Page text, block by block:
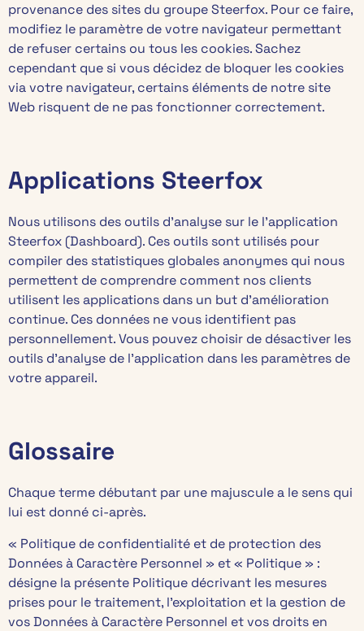
provenance des sites du groupe Steerfox. Pour ce faire,
modifiez le paramètre de votre navigateur permettant
de refuser certains ou tous les cookies. Sachez
cependant que si vous décidez de bloquer les cookies
via votre navigateur, certains éléments de notre site
Web risquent de ne pas fonctionner correctement.
Applications Steerfox
Nous utilisons des outils d’analyse sur le l’application
Steerfox (Dashboard). Ces outils sont utilisés pour
compiler des statistiques globales anonymes qui nous
permettent de comprendre comment nos clients
utilisent les applications dans un but d’amélioration
continue. Ces données ne vous identifient pas
personnellement. Vous pouvez choisir de désactiver les
outils d’analyse de l’application dans les paramètres de
votre appareil.
Glossaire
Chaque terme débutant par une majuscule a le sens qui
lui est donné ci-après.
« Politique de confidentialité et de protection des
Données à Caractère Personnel » et « Politique » :
désigne la présente Politique décrivant les mesures
prises pour le traitement, l’exploitation et la gestion de
vos Données à Caractère Personnel et vos droits en